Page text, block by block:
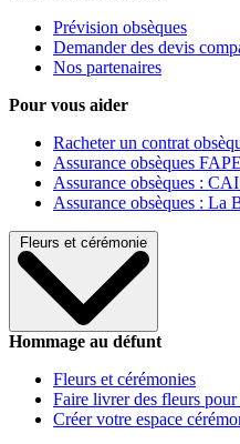
Prévision obsèques
Demander des devis
Nos partenaires
Pour vous aider
Racheter un contrat
Assurance obsèques FAPE
Assurance obsèques :
Assurance obsèques : La
Fleurs et cérémonie
Hommage au défunt
Fleurs et cérémonies
Faire livrer des fleurs
Créer votre espace